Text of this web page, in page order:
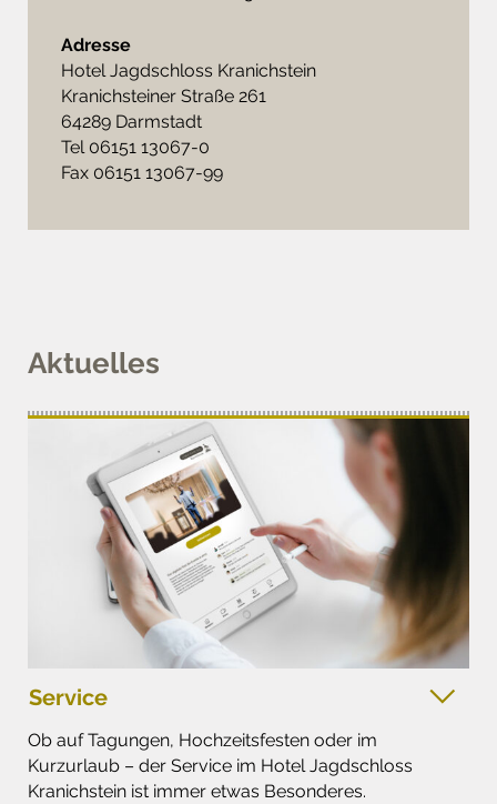
Adresse
Hotel Jagdschloss Kranichstein
Kranichsteiner Straße 261
64289 Darmstadt
Tel 06151 13067-0
Fax 06151 13067-99
Aktuelles
Service
Ob auf Tagungen, Hochzeitsfesten oder im
Kurzurlaub – der Service im Hotel Jagdschloss
Kranichstein ist immer etwas Besonderes.